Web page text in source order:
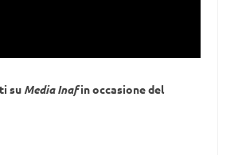
su Media Inafin occasione del